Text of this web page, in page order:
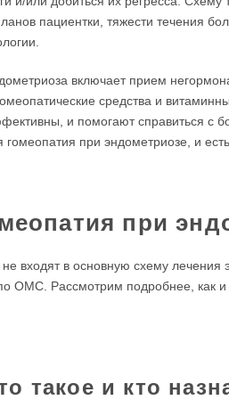
пациентки, тяжести течения
включает прием
средства и
и помогают справиться с
гомеопатия при эндометриозе, и
при
входят в основную схему
ОМС. Рассмотрим подробнее, как и
такое и кто